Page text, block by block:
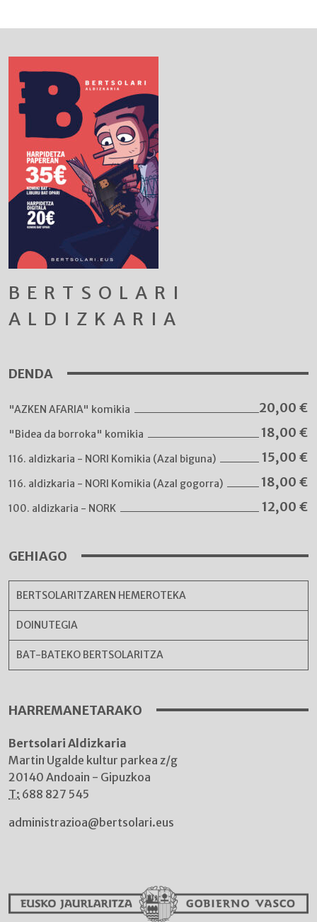
BERTSOLARI
ALDIZKARIA
DENDA
"AZKEN AFARIA" komikia 20,00 €
"Bidea da borroka" komikia 18,00 €
116. aldizkaria - NORI Komikia (Azal biguna) 15,00 €
116. aldizkaria - NORI Komikia (Azal gogorra) 18,00 €
100. aldizkaria - NORK 12,00 €
GEHIAGO
BERTSOLARITZAREN HEMEROTEKA
DOINUTEGIA
BAT-BATEKO BERTSOLARITZA
HARREMANETARAKO
Bertsolari Aldizkaria
Martin Ugalde kultur parkea z/g
20140 Andoain - Gipuzkoa
T: 688 827 545
administrazioa@bertsolari.eus